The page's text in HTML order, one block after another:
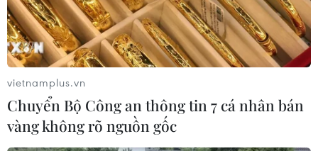
vietnamplus.vn
Chuyển Bộ Công an thông tin 7 cá nhân bán
vàng không rõ nguồn gốc